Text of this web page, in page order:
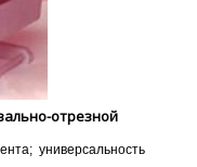
отрезной
универсальность